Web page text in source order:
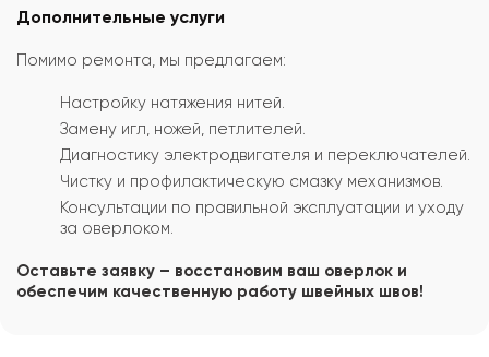
Дополнительные услуги
Помимо ремонта, мы предлагаем:
Настройку натяжения нитей.
Замену игл, ножей, петлителей.
Диагностику электродвигателя и переключателей.
Чистку и профилактическую смазку механизмов.
Консультации по правильной эксплуатации и уходу
за оверлоком.
Оставьте заявку – восстановим ваш оверлок и
обеспечим качественную работу швейных швов!